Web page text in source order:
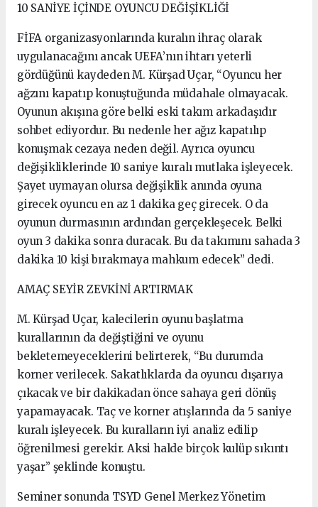
10 SANİYE İÇİNDE OYUNCU DEĞİŞİKLİĞİ
FİFA organizasyonlarında kuralın ihraç olarak
uygulanacağını ancak UEFA’nın ihtarı yeterli
gördüğünü kaydeden M. Kürşad Uçar, “Oyuncu her
ağzını kapatıp konuştuğunda müdahale olmayacak.
Oyunun akışına göre belki eski takım arkadaşıdır
sohbet ediyordur. Bu nedenle her ağız kapatılıp
konuşmak cezaya neden değil. Ayrıca oyuncu
değişikliklerinde 10 saniye kuralı mutlaka işleyecek.
Şayet uymayan olursa değişiklik anında oyuna
girecek oyuncu en az 1 dakika geç girecek. O da
oyunun durmasının ardından gerçekleşecek. Belki
oyun 3 dakika sonra duracak. Bu da takımını sahada 3
dakika 10 kişi bırakmaya mahkum edecek” dedi.
AMAÇ SEYİR ZEVKİNİ ARTIRMAK
M. Kürşad Uçar, kalecilerin oyunu başlatma
kurallarının da değiştiğini ve oyunu
bekletemeyeceklerini belirterek, “Bu durumda
korner verilecek. Sakatlıklarda da oyuncu dışarıya
çıkacak ve bir dakikadan önce sahaya geri dönüş
yapamayacak. Taç ve korner atışlarında da 5 saniye
kuralı işleyecek. Bu kuralların iyi analiz edilip
öğrenilmesi gerekir. Aksi halde birçok kulüp sıkıntı
yaşar” şeklinde konuştu.
Seminer sonunda TSYD Genel Merkez Yönetim